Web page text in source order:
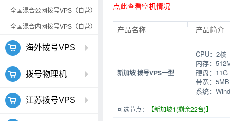
全国混合公网拨号VPS（自营）
全国混合内网拨号VPS（自营）
海外拨号VPS
拨号物理机
江苏拨号VPS
点此查看空机情况
产品名称 产品简介
新加坡 拨号VPS一型
CPU：2核
内存：
硬盘：11G
带宽：5MB
系统：
可选节点： 【新加坡1(剩余22台)】